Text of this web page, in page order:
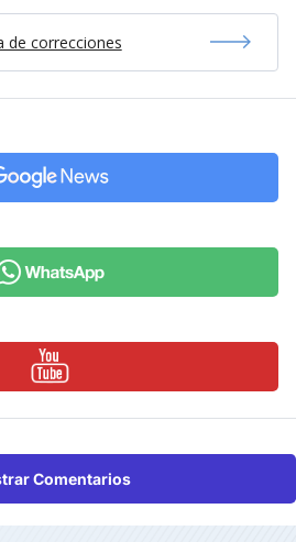
de correcciones
Comentarios